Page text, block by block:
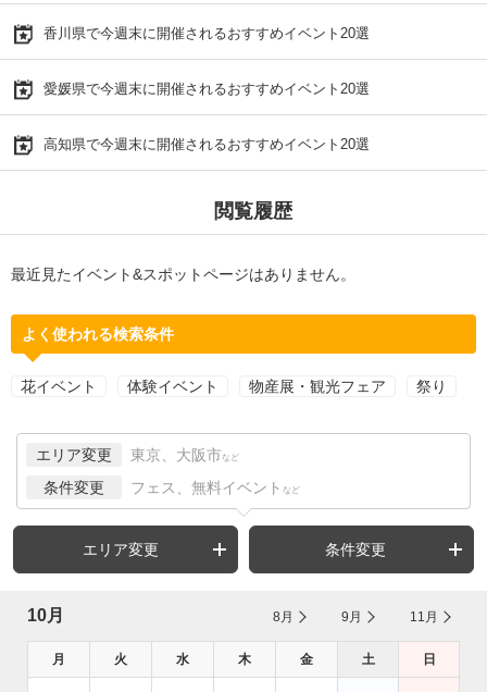
香川県で今週末に開催されるおすすめイベント20選
愛媛県で今週末に開催されるおすすめイベント20選
高知県で今週末に開催されるおすすめイベント20選
閲覧履歴
最近見たイベント&スポットページはありません。
よく使われる検索条件
花イベント 体験イベント 物産展・観光フェア 祭り
エリア変更 東京、大阪市 など
条件変更 フェス、無料イベント など
エリア変更 条件変更
10月 8月 9月 11月
月 火 水 木 金 土 日